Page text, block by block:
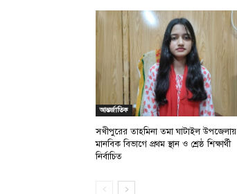
আন্তর্জাতিক
সখীপুরের তাহমিনা তমা ঘাটাইল উপজেলায়
মানবিক বিভাগে প্রথম স্থান ও শ্রেষ্ঠ শিক্ষার্থী
নির্বাচিত